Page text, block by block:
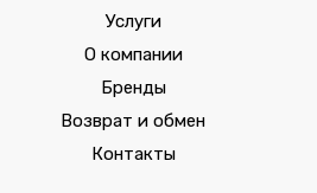
Услуги
О компании
Бренды
Возврат и обмен
Контакты